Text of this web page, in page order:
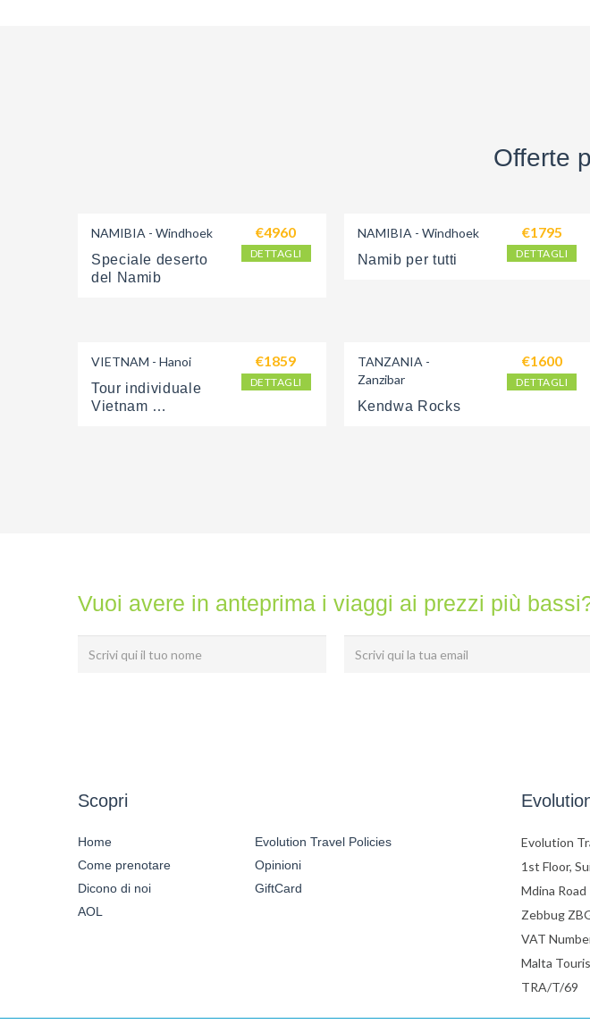
Offerte
NAMIBIA - Windhoek
Speciale deserto
del Namib
€4960
DETTAGLI
NAMIBIA - Windhoek
Namib per tutti
€1795
DETTAGLI
VIETNAM - Hanoi
Tour individuale
Vietnam
€1859
DETTAGLI
TANZANIA -
Zanzibar
Kendwa Rocks
€1600
DETTAGLI
Vuoi avere in anteprima i viaggi ai prezzi più
Scopri
Home
Evolution Travel Policies
Come prenotare
Opinioni
Dicono di noi
GiftCard
AOL
Evolution
1st Floor,
Mdina Road
Zebbug
VAT
Malta
TRA/T/69